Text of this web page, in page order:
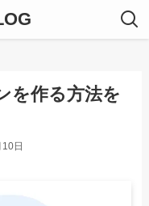
を作る方法を
日